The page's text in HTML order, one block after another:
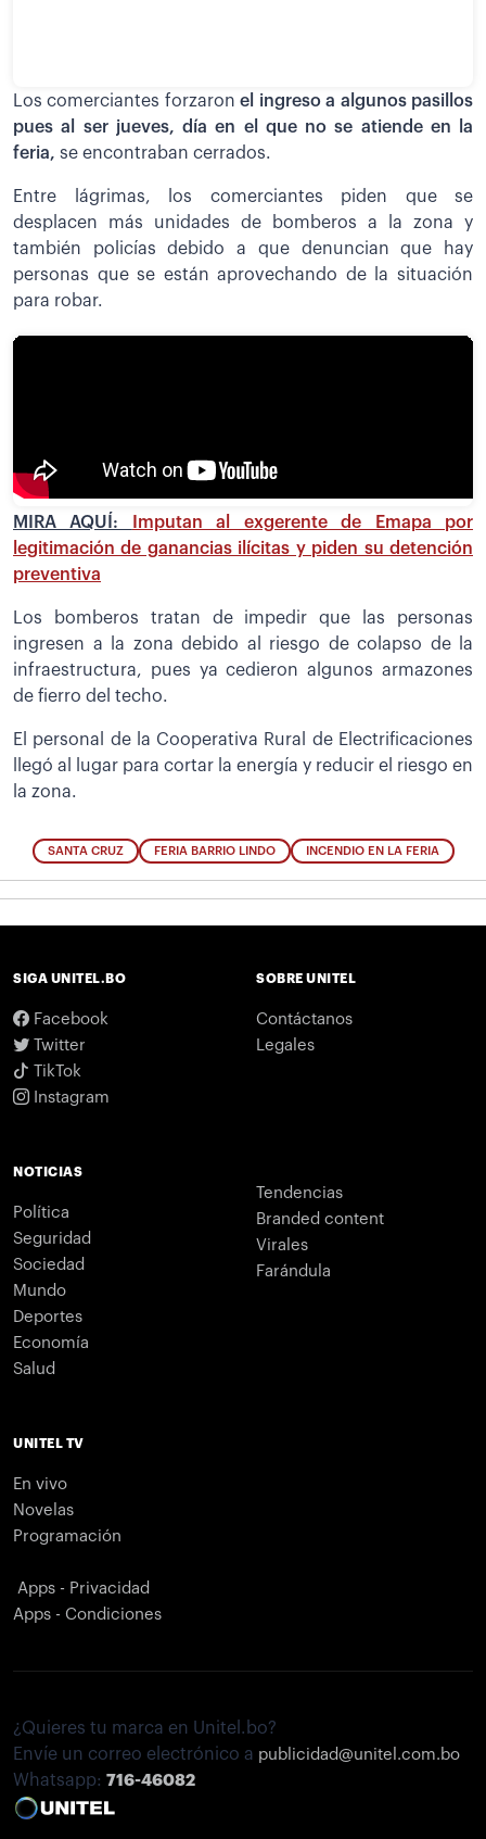
Los comerciantes forzaronel ingreso a algunos pasillos
pues al ser jueves, día en el que no se atiende en la
feria, se encontraban cerrados.
Entre lágrimas, los comerciantes piden que se
desplacen más unidades de bomberos a la zona y
también policías debido a que denuncian que hay
personas que se están aprovechando de la situación
para robar.
MIRA AQUÍ:
Imputan al exgerente de Emapa por
legitimación de ganancias ilícitas y piden su detención
preventiva
Los bomberos tratan de impedir que las personas
ingresen a la zona debido al riesgo de colapso de la
infraestructura, pues ya cedieron algunos armazones
de fierro del techo.
El personal de la Cooperativa Rural de Electrificaciones
llegó al lugar para cortar la energía y reducir el riesgo en
la zona.
SANTA CRUZ FERIA BARRIO LINDO INCENDIO EN LA FERIA
SIGA UNITEL.BO
Facebook
Twitter
TikTok
Instagram
SOBRE UNITEL
Contáctanos
Legales
NOTICIAS
Política
Seguridad
Sociedad
Mundo
Deportes
Economía
Salud
Tendencias
Branded content
Virales
Farándula
UNITEL TV
En vivo
Novelas
Programación
Apps - Privacidad
Apps - Condiciones
¿Quieres tu marca en Unitel.bo?
Envíe un correo electrónico a publicidad@unitel.com.bo
Whatsapp: 716-46082